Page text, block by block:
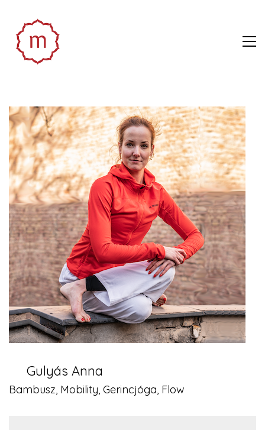
Gulyás Anna
Bambusz, Mobility, Gerincjóga, Flow